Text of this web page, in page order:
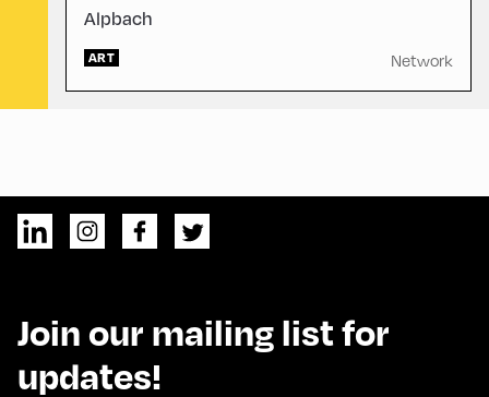
Alpbach
ART Network
Join our mailing list for
updates!